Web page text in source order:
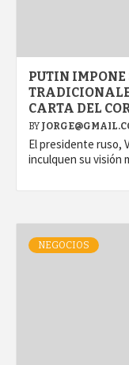
PUTIN IMPONE
CARTA DEL
BY
El presidente ruso,
inculquen su visión
NEGOCIOS